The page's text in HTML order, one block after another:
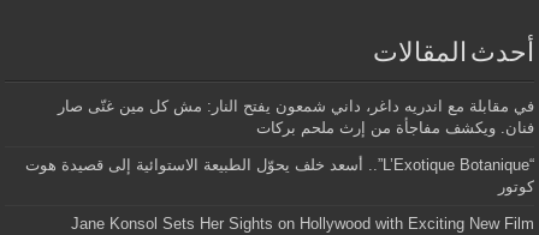
أحدث المقالات
في مقابلة مع اندريه داغر، داني شمعون يفتح النار: مش كل مين غنّى صار
فنان. ويكشف مفاجأة من إرث ملحم بركات
“L’Exotique Botanique”.. أسعد خلف يحوّل الطبيعة الاستوائية إلى قصيدة هوت
كوتور
Jane Konsol Sets Her Sights on Hollywood with Exciting New Film